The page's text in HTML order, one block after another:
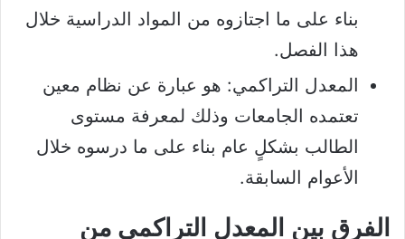
بناء على ما اجتازوه من المواد الدراسية خلال
هذا الفصل.
المعدل التراكمي: هو عبارة عن نظام معين
تعتمده الجامعات وذلك لمعرفة مستوى
الطالب بشكلٍ عام بناء على ما درسوه خلال
الأعوام السابقة.
الفرق بين المعدل التراكمي من